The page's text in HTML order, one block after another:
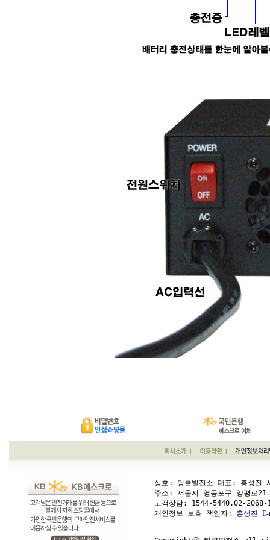
상호: 팅클발전소 대표: 홍성
주소: 서울시 영등포구 양평
고객상담: 1544-5440,02-
개인정보 보호 책임자: 홍성진